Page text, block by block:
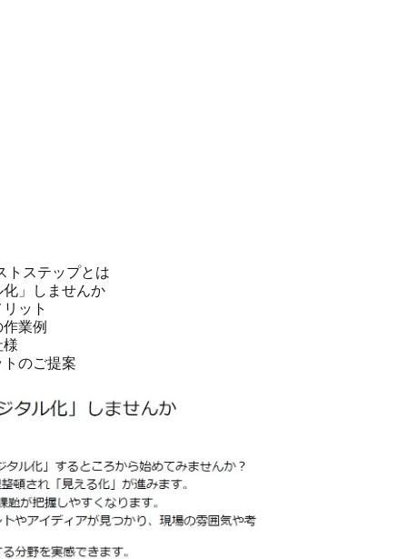
トステップとは
」しませんか
ット
業例
のご提案